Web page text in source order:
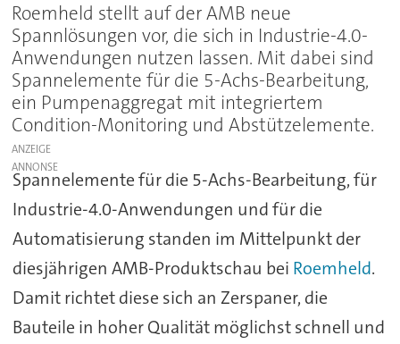
Roemheld stellt auf der AMB neue
Spannlösungen vor, die sich in Industrie-4.0-
Anwendungen nutzen lassen. Mit dabei sind
Spannelemente für die 5-Achs-Bearbeitung,
ein Pumpenaggregat mit integriertem
Condition-Monitoring und Abstützelemente.
ANZEIGE
Spannelemente für die 5-Achs-Bearbeitung, für
Industrie-4.0-Anwendungen und für die
Automatisierung standen im Mittelpunkt der
diesjährigen AMB-Produktschau bei Roemheld.
Damit richtet diese sich an Zerspaner, die
Bauteile in hoher Qualität möglichst schnell und